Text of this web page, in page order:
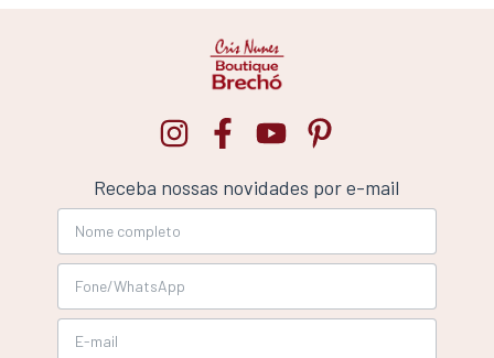
Receba nossas novidades por e-mail